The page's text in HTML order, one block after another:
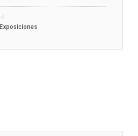
Exposiciones